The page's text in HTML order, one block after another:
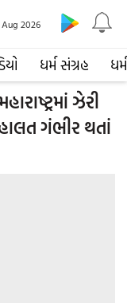
ધર્મ સંગ્રહ ધર્મ
Aug 2026
ઝેરી
ગંભીર થતાં